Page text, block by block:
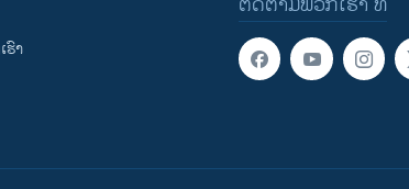
ຮົາ